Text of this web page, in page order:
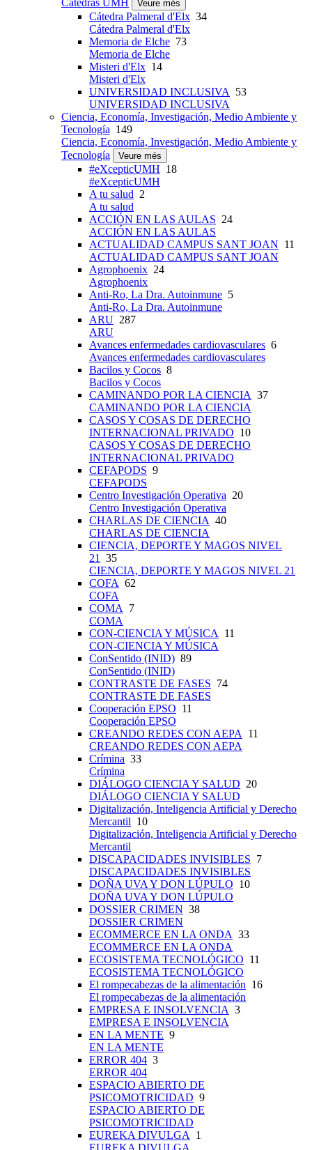
Cátedras UMH Veure més
Cátedra Palmeral d'Elx 34
Cátedra Palmeral d'Elx
Memoria de Elche 73
Memoria de Elche
Misteri d'Elx 14
Misteri d'Elx
UNIVERSIDAD INCLUSIVA 53
UNIVERSIDAD INCLUSIVA
Ciencia, Economía, Investigación, Medio Ambiente y
Tecnología 149
Ciencia, Economía, Investigación, Medio Ambiente y
Tecnología
Veure més
#eXcepticUMH 18
#eXcepticUMH
A tu salud 2
A tu salud
ACCIÓN EN LAS AULAS 24
ACCIÓN EN LAS AULAS
ACTUALIDAD CAMPUS SANT JOAN 11
ACTUALIDAD CAMPUS SANT JOAN
Agrophoenix 24
Agrophoenix
Anti-Ro, La Dra. Autoinmune 5
Anti-Ro, La Dra. Autoinmune
ARU 287
ARU
Avances enfermedades cardiovasculares 6
Avances enfermedades cardiovasculares
Bacilos y Cocos 8
Bacilos y Cocos
CAMINANDO POR LA CIENCIA 37
CAMINANDO POR LA CIENCIA
CASOS Y COSAS DE DERECHO
INTERNACIONAL PRIVADO 10
CASOS Y COSAS DE DERECHO
INTERNACIONAL PRIVADO
CEFAPODS 9
CEFAPODS
Centro Investigación Operativa 20
Centro Investigación Operativa
CHARLAS DE CIENCIA 40
CHARLAS DE CIENCIA
CIENCIA, DEPORTE Y MAGOS NIVEL
21 35
CIENCIA, DEPORTE Y MAGOS NIVEL 21
COFA 62
COFA
COMA 7
COMA
CON-CIENCIA Y MÚSICA 11
CON-CIENCIA Y MÚSICA
ConSentido (INID) 89
ConSentido (INID)
CONTRASTE DE FASES 74
CONTRASTE DE FASES
Cooperación EPSO 11
Cooperación EPSO
CREANDO REDES CON AEPA 11
CREANDO REDES CON AEPA
Crímina 33
Crímina
DIÁLOGO CIENCIA Y SALUD 20
DIÁLOGO CIENCIA Y SALUD
Digitalización, Inteligencia Artificial y Derecho
Mercantil 10
Digitalización, Inteligencia Artificial y Derecho
Mercantil
DISCAPACIDADES INVISIBLES 7
DISCAPACIDADES INVISIBLES
DOÑA UVA Y DON LÚPULO 10
DOÑA UVA Y DON LÚPULO
DOSSIER CRIMEN 38
DOSSIER CRIMEN
ECOMMERCE EN LA ONDA 33
ECOMMERCE EN LA ONDA
ECOSISTEMA TECNOLÓGICO 11
ECOSISTEMA TECNOLÓGICO
El rompecabezas de la alimentación 16
El rompecabezas de la alimentación
EMPRESA E INSOLVENCIA 3
EMPRESA E INSOLVENCIA
EN LA MENTE 9
EN LA MENTE
ERROR 404 3
ERROR 404
ESPACIO ABIERTO DE
PSICOMOTRICIDAD 9
ESPACIO ABIERTO DE
PSICOMOTRICIDAD
EUREKA DIVULGA 1